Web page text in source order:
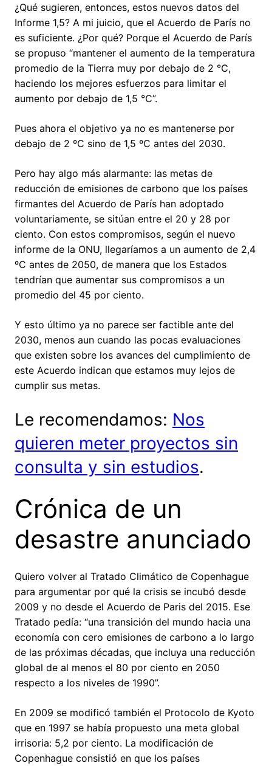
¿Qué sugieren, entonces, estos nuevos datos del
Informe 1,5? A mi juicio, que el Acuerdo de París no
es suficiente. ¿Por qué? Porque el Acuerdo de París
se propuso “mantener el aumento de la temperatura
promedio de la Tierra muy por debajo de 2 ℃,
haciendo los mejores esfuerzos para limitar el
aumento por debajo de 1,5 ℃”.
Pues ahora el objetivo ya no es mantenerse por
debajo de 2 ºC sino de 1,5 ºC antes del 2030.
Pero hay algo más alarmante: las metas de
reducción de emisiones de carbono que los países
firmantes del Acuerdo de París han adoptado
voluntariamente, se sitúan entre el 20 y 28 por
ciento. Con estos compromisos, según el nuevo
informe de la ONU, llegaríamos a un aumento de 2,4
ºC antes de 2050, de manera que los Estados
tendrían que aumentar sus compromisos a un
promedio del 45 por ciento.
Y esto último ya no parece ser factible ante del
2030, menos aun cuando las pocas evaluaciones
que existen sobre los avances del cumplimiento de
este Acuerdo indican que estamos muy lejos de
cumplir sus metas.
Le recomendamos: Nos
quieren meter proyectos sin
consulta y sin estudios.
Crónica de un
desastre anunciado
Quiero volver al Tratado Climático de Copenhague
para argumentar por qué la crisis se incubó desde
2009 y no desde el Acuerdo de Paris del 2015. Ese
Tratado pedía: “una transición del mundo hacia una
economía con cero emisiones de carbono a lo largo
de las próximas décadas, que incluya una reducción
global de al menos el 80 por ciento en 2050
respecto a los niveles de 1990”.
En 2009 se modificó también el Protocolo de Kyoto
que en 1997 se había propuesto una meta global
irrisoria: 5,2 por ciento. La modificación de
Copenhague consistió en que los países